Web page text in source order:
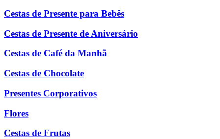
Cestas de Presente para Bebês
Cestas de Presente de Aniversário
Cestas de Café da Manhã
Cestas de Chocolate
Presentes Corporativos
Flores
Cestas de Frutas